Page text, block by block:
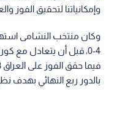
وإمكانياتنا لتحقيق الفوز
وكان منتخب النشامى
بالدور ربع النهائي بهدف